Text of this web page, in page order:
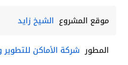
موقع المشروع الشيخ زايد
المطور شركة الأماكن للتطوير